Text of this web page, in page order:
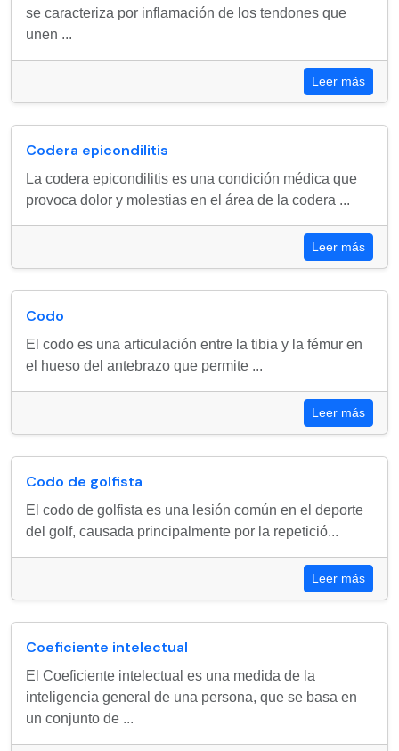
se caracteriza por inflamación de los tendones que
unen ...
Leer más
Codera epicondilitis
La codera epicondilitis es una condición médica que
provoca dolor y molestias en el área de la codera ...
Leer más
Codo
El codo es una articulación entre la tibia y la fémur en
el hueso del antebrazo que permite ...
Leer más
Codo de golfista
El codo de golfista es una lesión común en el deporte
del golf, causada principalmente por la repetició...
Leer más
Coeficiente intelectual
El Coeficiente intelectual es una medida de la
inteligencia general de una persona, que se basa en
un conjunto de ...